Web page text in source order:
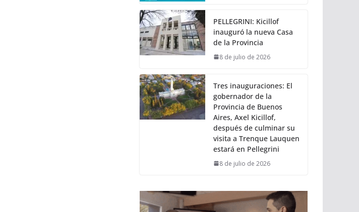
PELLEGRINI: Kicillof
inauguró la nueva Casa
de la Provincia
8 de julio de 2026
Tres inauguraciones: El
gobernador de la
Provincia de Buenos
Aires, Axel Kicillof,
después de culminar su
visita a Trenque Lauquen
estará en Pellegrini
8 de julio de 2026